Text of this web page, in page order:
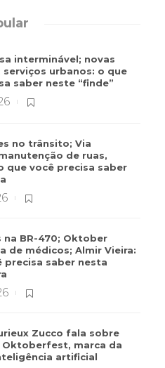
interminável; novas
serviços urbanos: o que
saber neste “finde”
no trânsito; Via
de ruas,
que você precisa saber
na BR-470; Oktober
de médicos; Almir Vieira:
precisa saber nesta
Zucco fala sobre
Oktoberfest, marca da
artificial